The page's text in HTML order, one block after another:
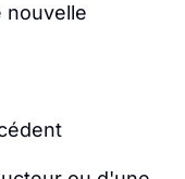
nouvelle